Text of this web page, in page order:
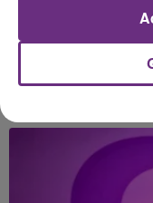
TAYLOR SWIFT